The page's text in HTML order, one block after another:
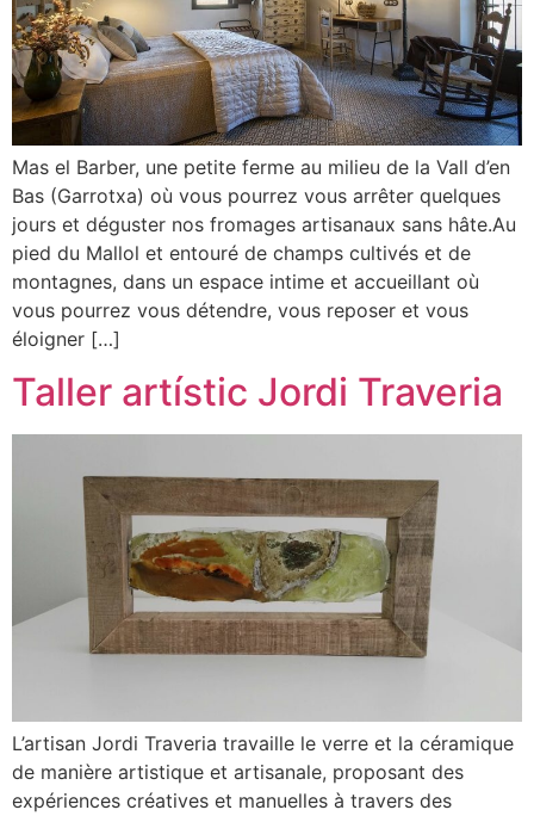
Mas el Barber, une petite ferme au milieu de la Vall d’en
Bas (Garrotxa) où vous pourrez vous arrêter quelques
jours et déguster nos fromages artisanaux sans hâte.Au
pied du Mallol et entouré de champs cultivés et de
montagnes, dans un espace intime et accueillant où
vous pourrez vous détendre, vous reposer et vous
éloigner […]
Taller artístic Jordi Traveria
L’artisan Jordi Traveria travaille le verre et la céramique
de manière artistique et artisanale, proposant des
expériences créatives et manuelles à travers des